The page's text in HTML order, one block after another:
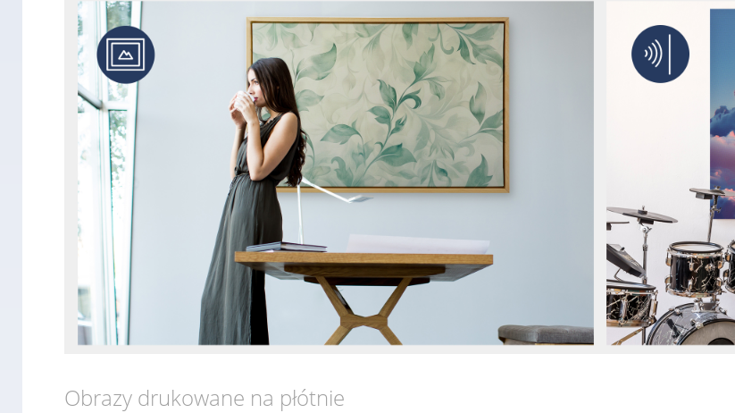
Obrazy drukowane na płótnie